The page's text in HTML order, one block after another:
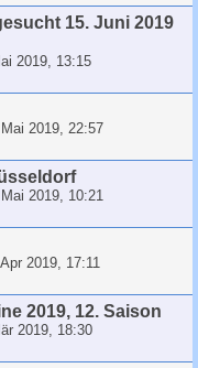
15. Juni 2019
2019, 13:15
2019, 22:57
2019, 10:21
2019, 17:11
2019, 12. Saison
2019, 18:30